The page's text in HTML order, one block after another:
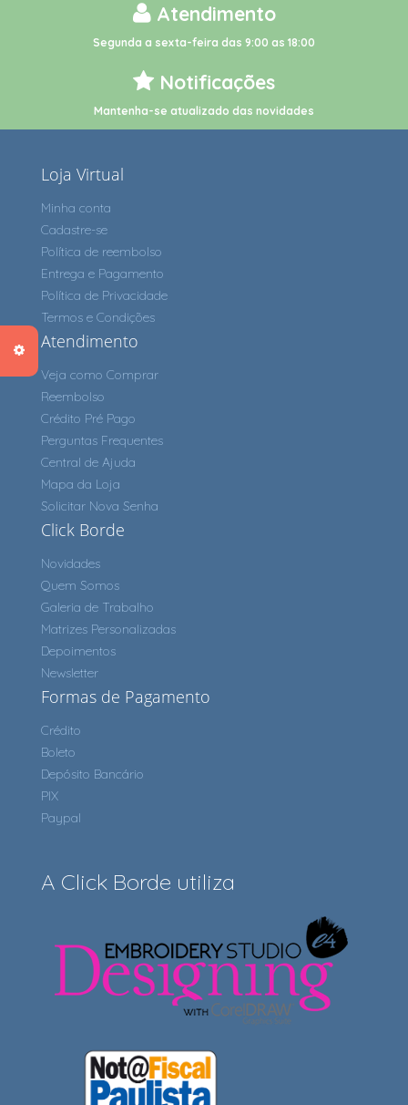
Atendimento
Segunda a sexta-feira das 9:00 as 18:00
Notificações
Mantenha-se atualizado das novidades
Loja Virtual
Minha conta
Cadastre-se
Política de reembolso
Entrega e Pagamento
Política de Privacidade
Termos e Condições
Atendimento
Veja como Comprar
Reembolso
Crédito Pré Pago
Perguntas Frequentes
Central de Ajuda
Mapa da Loja
Solicitar Nova Senha
Click Borde
Novidades
Quem Somos
Galeria de Trabalho
Matrizes Personalizadas
Depoimentos
Newsletter
Formas de Pagamento
Crédito
Boleto
Depósito Bancário
PIX
Paypal
A Click Borde utiliza